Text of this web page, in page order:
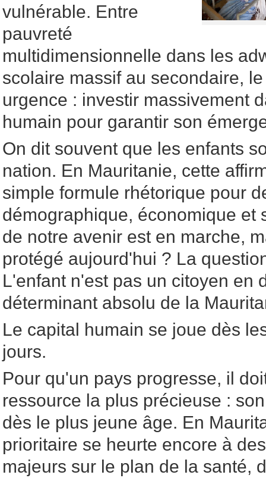
vulnérable. Entre
pauvreté
multidimensionnelle dans les
scolaire massif au secondaire,
urgence : investir massivement
humain pour garantir son
On dit souvent que les enfants
nation. En Mauritanie, cette
simple formule rhétorique pour
démographique, économique et
de notre avenir est en marche,
protégé aujourd'hui ? La
L'enfant n'est pas un citoyen en
déterminant absolu de la
Le capital humain se joue dès
jours.
Pour qu'un pays progresse, il
ressource la plus précieuse :
dès le plus jeune âge. En
prioritaire se heurte encore à
majeurs sur le plan de la santé,